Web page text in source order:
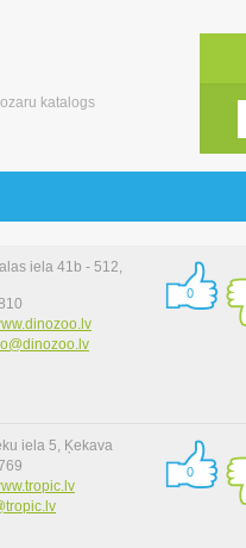
katalogs
iela 41b - 512,
0
iela 5, Ķekava
0